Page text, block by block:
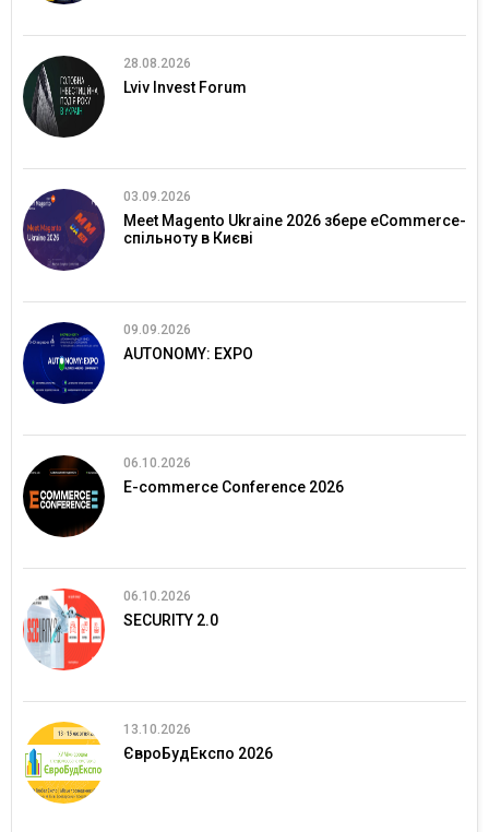
28.08.2026
Lviv Invest Forum
03.09.2026
Meet Magento Ukraine 2026 збере eCommerce-
спільноту в Києві
09.09.2026
AUTONOMY: EXPO
06.10.2026
E-commerce Conference 2026
06.10.2026
SECURITY 2.0
13.10.2026
ЄвроБудЕкспо 2026